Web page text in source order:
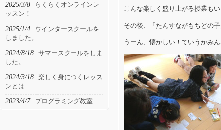
こんな楽しく盛り上がる授業も
その後、「たんすながもちどの
うーん、懐かしい！ていうかみ
2025/3/8
らくらくオンラインレ
ッスン！
2025/1/4
ウインタースクールを
しました。
2024/8/18
サマースクールをしま
した。
2024/3/18
楽しく身につくレッス
ンとは
2023/4/7 プログラミング教室